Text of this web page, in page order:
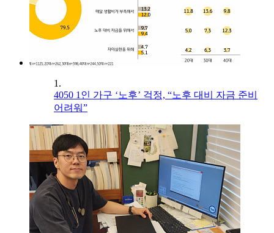
1.
4050 1인 가구 ‘노후’ 걱정, “노후 대비 자금 준비
어려워”